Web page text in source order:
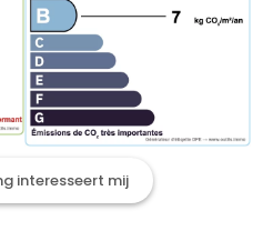
interesseert mij